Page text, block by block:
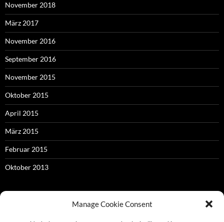
Manage Cookie Consent
November 2018
März 2017
November 2016
September 2016
November 2015
Oktober 2015
April 2015
März 2015
Februar 2015
Oktober 2013